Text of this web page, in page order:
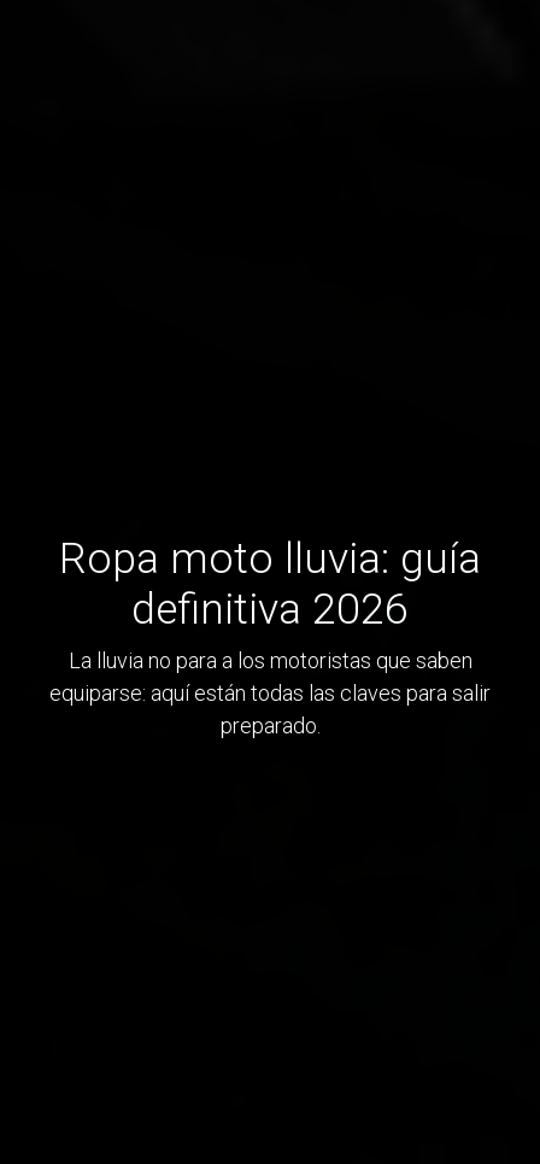
Ropa moto lluvia: guía
definitiva 2026
La lluvia no para a los motoristas que saben
equiparse: aquí están todas las claves para salir
preparado.